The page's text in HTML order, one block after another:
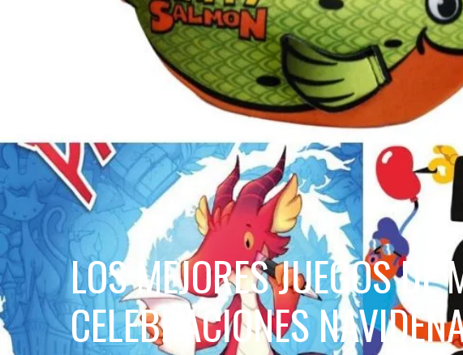
LOS MEJORES JUEGOS
CELEBRACIONES